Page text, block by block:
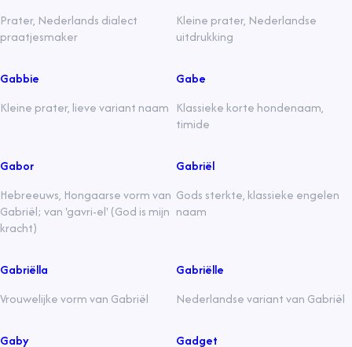
Prater, Nederlands dialect
praatjesmaker
Kleine prater, Nederlandse
uitdrukking
Gabbie
Kleine prater, lieve variant naam
Gabe
Klassieke korte hondenaam,
timide
Gabor
Hebreeuws, Hongaarse vorm van
Gabriël; van 'gavri-el' (God is mijn
kracht)
Gabriël
Gods sterkte, klassieke engelen
naam
Gabriëlla
Vrouwelijke vorm van Gabriël
Gabriëlle
Nederlandse variant van Gabriël
Gaby
Gadget